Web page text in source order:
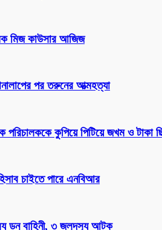
মিজ কাউসার আজিজ
পর তরুনের আত্মহত্যা
পরিচালককে কুপিয়ে পিটিয়ে জখম ও টাকা
চাইতে পারে এনবিআর
ডন বাহিনী, ৩ জলদস্যু আটক